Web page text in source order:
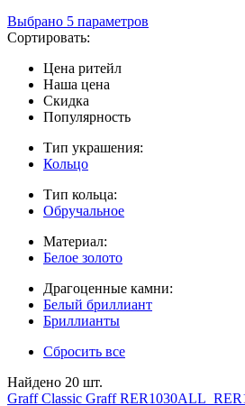
Выбрано 5 параметров
Сортировать:
Цена ритейл
Наша цена
Скидка
Популярность
Тип украшения:
Кольцо
Тип кольца:
Обручальное
Материал:
Белое золото
Драгоценные камни:
Белый бриллиант
Бриллианты
Сбросить все
Найдено 20 шт.
GraffClassic Graff